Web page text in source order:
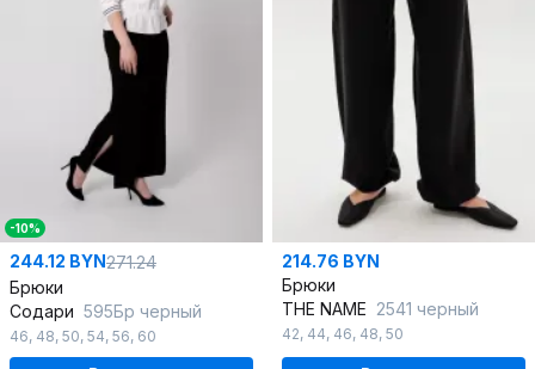
-10%
244.12 BYN271.24
Брюки
Содари 595Бр черный
46, 48, 50, 54, 56, 60
214.76 BYN
Брюки
THE NAME 2541 черный
42, 44, 46, 48, 50